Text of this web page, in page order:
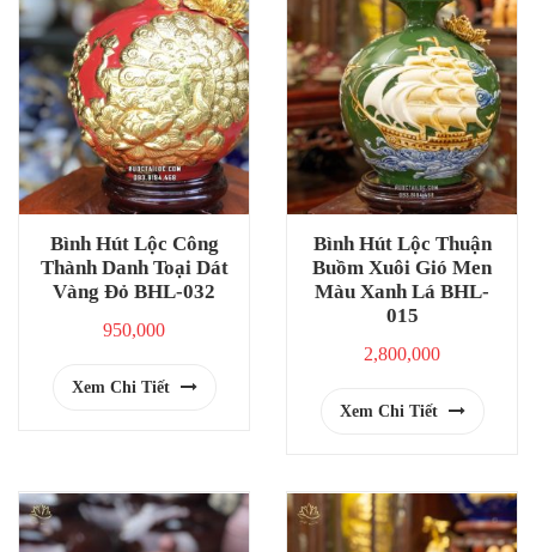
Bình Hút Lộc Công
Thành Danh Toại Dát
Vàng Đỏ BHL-032
950,000
Xem Chi Tiết
Bình Hút Lộc Thuận
Buồm Xuôi Gió Men
Màu Xanh Lá BHL-
015
2,800,000
Xem Chi Tiết